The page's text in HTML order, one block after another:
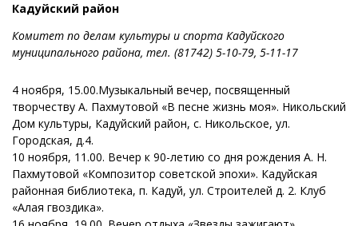
Кадуйский район
Комитет по делам культуры и спорта Кадуйского
муниципального района, тел. (81742) 5-10-79, 5-11-17
4 ноября, 15.00.Музыкальный вечер, посвященный
творчеству А. Пахмутовой «В песне жизнь моя». Никольский
Дом культуры, Кадуйский район, с. Никольское, ул.
Городская, д.4.
10 ноября, 11.00. Вечер к 90-летию со дня рождения А. Н.
Пахмутовой «Композитор советской эпохи». Кадуйская
районная библиотека, п. Кадуй, ул. Строителей д. 2. Клуб
«Алая гвоздика».